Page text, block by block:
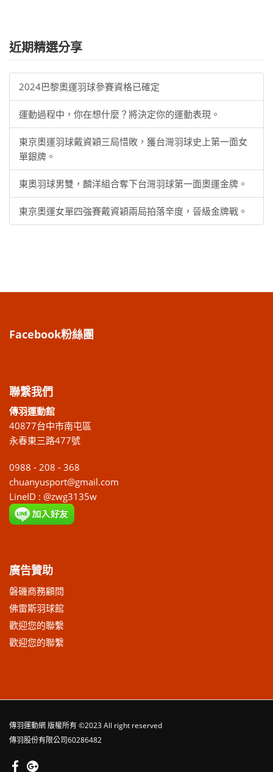
近期精選分享
2024巴黎奧運羽球參賽資格已確定
運動過程中，你在想什麼？將決定你的運動表現。
東京奧運羽球戴資穎三局惜敗，獲台灣羽球史上第一面女
單銀牌。
東奧羽球男雙，麟洋組合奪下台灣羽球第一面奧運金牌。
東京奧運女單四強賽戴資穎兩局拍落辛度，晉級金牌戰。
Facebook粉絲團
聯繫我們
傳羽運動館
40877台中市南屯區
永春東三路477號
0988 - 208 - 368
chuanyusport@gmail.com
LineID : @zwg3135w
廣告贊助
磐磯商務顧問
佛雷斯羽球館
歡迎您的聯繫
歡迎您的聯繫
傳羽運動網版權所有 ©2023 All right reserved
傳羽股份有限公司60286482